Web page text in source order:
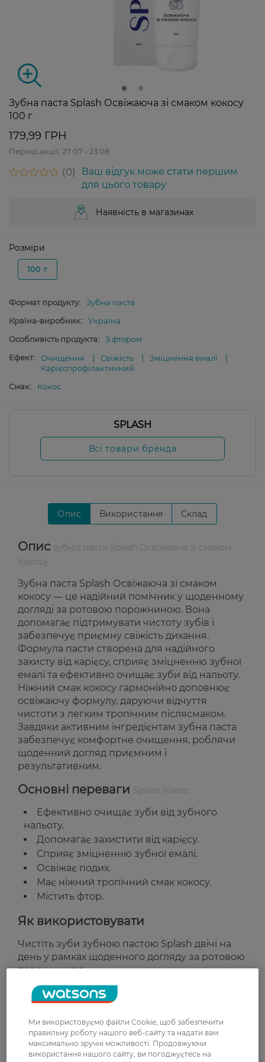
Зубна паста Splash Освіжаюча зі смаком кокосу
100 г
179,99 ГРН
Період акції: 27 07 - 23 08
0
Ваш відгук може стати першим
для цього товару
Наявність в магазинах
Розміри
100 г
Формат продукту:
Зубна паста
Країна-виробник:
Україна
Особливість продукта:
З фтором
Ефект:
Очищення Свіжість
Зміцнення емалі
Карієспрофілактичний
Смак:
Кокос
SPLASH
Всі товари бренда
Опис Використання Склад
Опис
Зубна паста Splash Освіжаюча зі смаком
кокосу — це надійний помічник у щоденному
догляді за ротовою порожниною. Вона
допомагає підтримувати чистоту зубів і
забезпечує приємну свіжість дихання.
Формула пасти створена для надійного
захисту від карієсу, сприяє зміцненню зубної
емалі та ефективно очищає зуби від нальоту.
Ніжний смак кокосу гармонійно доповнює
освіжаючу формулу, даруючи відчуття
чистоти з легким тропічним післясмаком.
Завдяки активним інгредієнтам зубна паста
забезпечує комфортне очищення, роблячи
щоденний догляд приємним і
результативним.
Основні переваги
Ефективно очищає зуби від зубного
нальоту.
Допомагає захистити від карієсу.
Сприяє зміцненню зубної емалі.
Освіжає подих.
Має ніжний тропічний смак кокосу.
Містить фтор.
Як використовувати
Чистіть зуби зубною пастою Splash двічі на
день у рамках щоденного догляду за ротовою
порожниною.
Країна-виробник:Україна
Рейтинг та відгуки
Ми використовуємо файли Cookie, щоб забезпечити
правильну роботу нашого веб-сайту та надати вам
максимально зручні можливості. Продовжуючи
використання нашого сайту, ви погоджуєтесь на